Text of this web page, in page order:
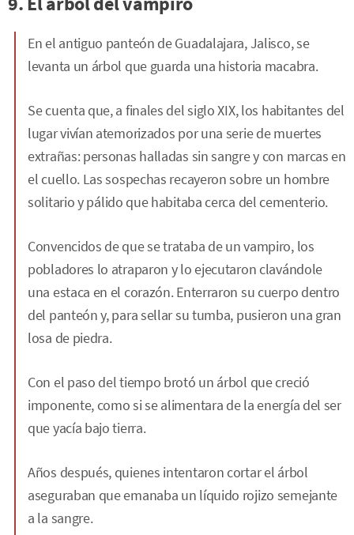
En el antiguo panteón de Guadalajara, Jalisco, se
levanta un árbol que guarda una historia macabra.
Se cuenta que, a finales del siglo XIX, los habitantes del
lugar vivían atemorizados por una serie de muertes
extrañas: personas halladas sin sangre y con marcas en
el cuello. Las sospechas recayeron sobre un hombre
solitario y pálido que habitaba cerca del cementerio.
Convencidos de que se trataba de un vampiro, los
pobladores lo atraparon y lo ejecutaron clavándole
una estaca en el corazón. Enterraron su cuerpo dentro
del panteón y, para sellar su tumba, pusieron una gran
losa de piedra.
Con el paso del tiempo brotó un árbol que creció
imponente, como si se alimentara de la energía del ser
que yacía bajo tierra.
Años después, quienes intentaron cortar el árbol
aseguraban que emanaba un líquido rojizo semejante
a la sangre.